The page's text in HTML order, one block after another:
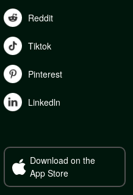
Reddit
Tiktok
Pinterest
Linkedln
Download on the
App Store